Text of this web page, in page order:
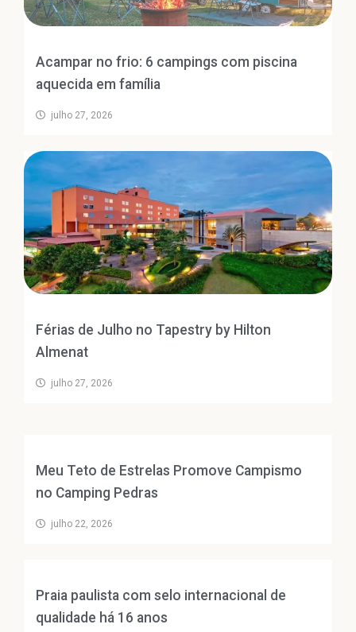
Acampar no frio: 6 campings com piscina
aquecida em família
julho 27, 2026
Férias de Julho no Tapestry by Hilton
Almenat
julho 27, 2026
Meu Teto de Estrelas Promove Campismo
no Camping Pedras
julho 22, 2026
Praia paulista com selo internacional de
qualidade há 16 anos